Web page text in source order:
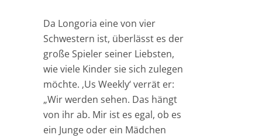
Da Longoria eine von vier
Schwestern ist, überlässt es der
große Spieler seiner Liebsten,
wie viele Kinder sie sich zulegen
möchte. ‚Us Weekly‘ verrät er:
„Wir werden sehen. Das hängt
von ihr ab. Mir ist es egal, ob es
ein Junge oder ein Mädchen